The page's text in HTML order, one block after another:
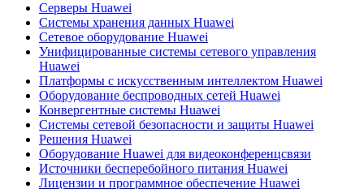
Серверы Huawei
Системы хранения данных Huawei
Сетевое оборудование Huawei
Унифицированные системы сетевого управления
Huawei
Платформы с искусственным интеллектом Huawei
Оборудование беспроводных сетей Huawei
Конвергентные системы Huawei
Системы сетевой безопасности и защиты Huawei
Решения Huawei
Оборудование Huawei для видеоконференцсвязи
Источники бесперебойного питания Huawei
Лицензии и программное обеспечение Huawei